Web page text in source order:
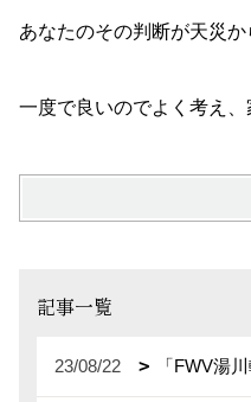
あなたのその判断が天災か
一度で良いのでよく考え、
記事一覧
23/08/22 「FWV湯